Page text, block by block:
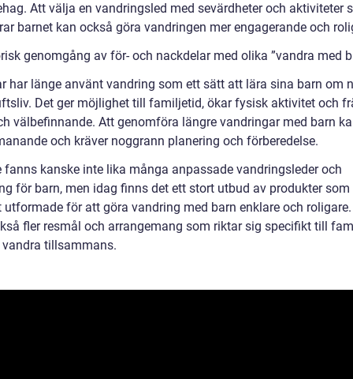
Att välja en vandringsled med sevärdheter och aktiviteter
barnet kan också göra vandringen mer engagerande och
genomgång av för- och nackdelar med olika ”vandra med
har länge använt vandring som ett sätt att lära sina barn om
Det ger möjlighet till familjetid, ökar fysisk aktivitet och
välbefinnande. Att genomföra längre vandringar med barn
och kräver noggrann planering och förberedelse.
fanns kanske inte lika många anpassade vandringsleder och
för barn, men idag finns det ett stort utbud av produkter som
utformade för att göra vandring med barn enklare och
fler resmål och arrangemang som riktar sig specifikt till
tillsammans.